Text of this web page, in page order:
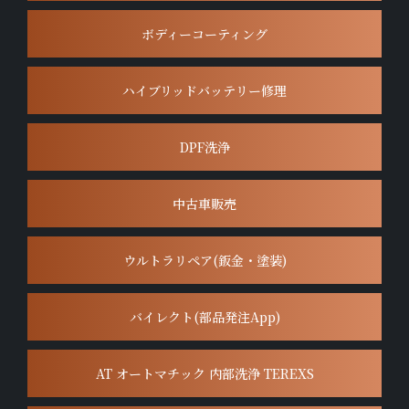
ボディーコーティング
ハイブリッドバッテリー修理
DPF洗浄
中古車販売
ウルトラリペア(鈑金・塗装)
バイレクト(部品発注App)
AT オートマチック 内部洗浄 TEREXS